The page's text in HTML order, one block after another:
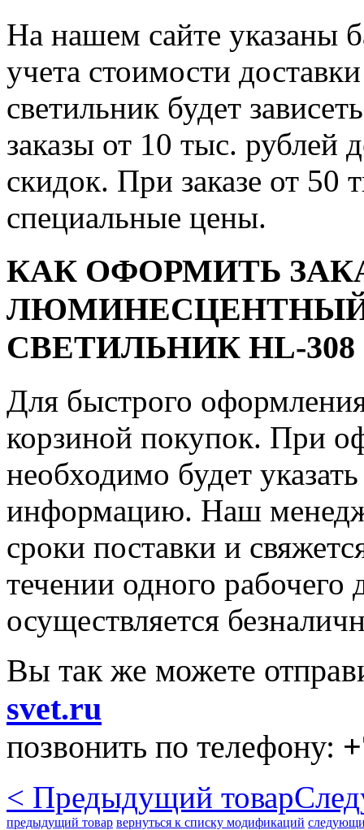
На нашем сайте указаны
учета стоимости
светильник будет
заказы от 10 тыс. рублей
скидок. При заказе от 50
специальные цены.
КАК ОФОРМИТЬ
СВЕТИЛЬНИК HL-308
Для быстрого оформления
корзиной покупок. При
необходимо будет
информацию. Наш
сроки поставки и
течении одного рабочего
осуществляется
Вы так же можете
svet.ru
позвонить по телефону:
< Предыдущий товар
предыдущий товар вернуться к списку модификаций